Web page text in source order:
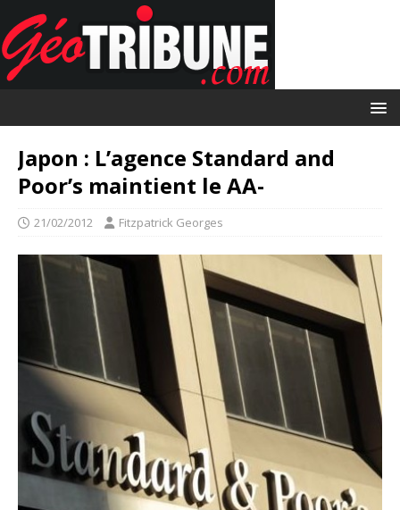
Japon : L’agence Standard and
Poor’s maintient le AA-
21/02/2012 Fitzpatrick Georges